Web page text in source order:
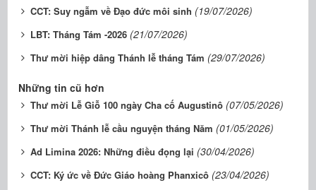
CCT: Suy ngẫm về Đạo đức môi sinh (19/07/2026)
LBT: Tháng Tám -2026 (21/07/2026)
Thư mời hiệp dâng Thánh lễ tháng Tám (29/07/2026)
Những tin cũ hơn
Thư mời Lễ Giỗ 100 ngày Cha cố Augustinô (07/05/2026)
Thư mời Thánh lễ cầu nguyện tháng Năm (01/05/2026)
Ad Limina 2026: Những điều đọng lại (30/04/2026)
CCT: Ký ức về Đức Giáo hoàng Phanxicô (23/04/2026)